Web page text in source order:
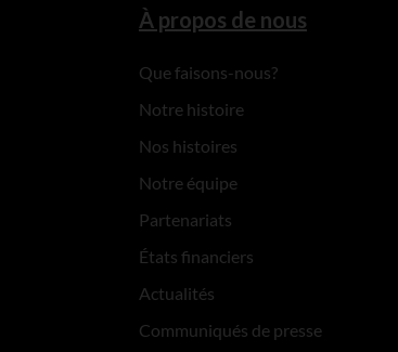
À propos de nous
Que faisons-nous?
Notre histoire
Nos histoires
Notre équipe
Partenariats
États financiers
Actualités
Communiqués de presse